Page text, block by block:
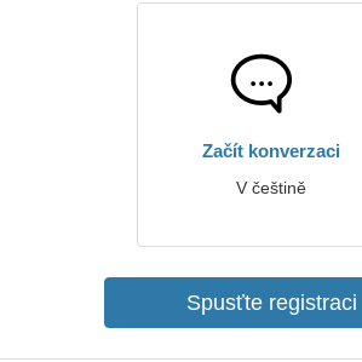
Začít konverzaci
V češtině
Spusťte registraci